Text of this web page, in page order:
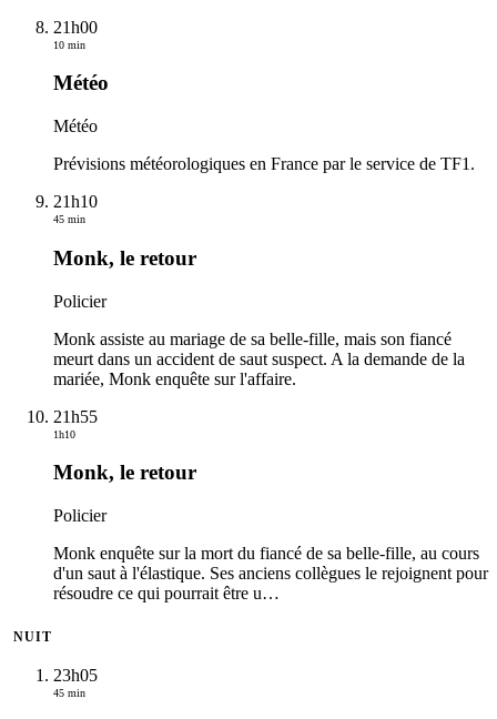
21h00
10 min
Météo
Météo
Prévisions météorologiques en France par le service de TF1.
21h10
45 min
Monk, le retour
Policier
Monk assiste au mariage de sa belle-fille, mais son fiancé
meurt dans un accident de saut suspect. A la demande de la
mariée, Monk enquête sur l'affaire.
21h55
1h10
Monk, le retour
Policier
Monk enquête sur la mort du fiancé de sa belle-fille, au cours
d'un saut à l'élastique. Ses anciens collègues le rejoignent pour
résoudre ce qui pourrait être u…
NUIT
23h05
45 min